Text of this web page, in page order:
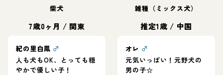
柴犬
7歳0ヶ月 / 関東
紀の里白鳳 ♂
人も犬もOK、とっても穏
やかで優しい子！
雑種（ミックス犬）
推定1歳 / 中国
オレ ♂
元気いっぱい！元野犬の
男の子☆